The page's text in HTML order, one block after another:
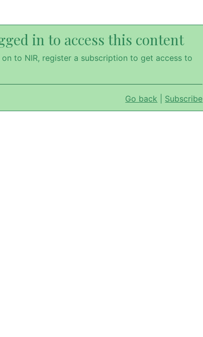
in to access this content
to NIR, register a subscription to get access to
Go back Subscribe